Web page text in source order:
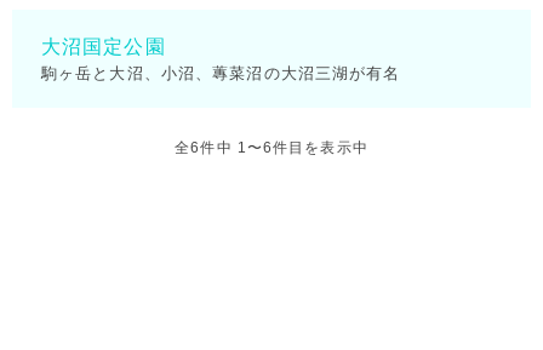
大沼国定公園
駒ヶ岳と大沼、小沼、蓴菜沼の大沼三湖が有名
全6件中 1〜6件目を表示中